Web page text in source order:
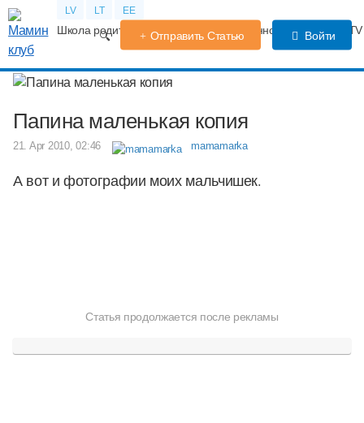
LV LT EE
Школа родителей Календарь беременности Форум
Отправить Статью Войти
Папина маленькая копия
21. Apr 2010, 02:46 mamamarka
А вот и фотографии моих мальчишек.
Статья продолжается после рекламы